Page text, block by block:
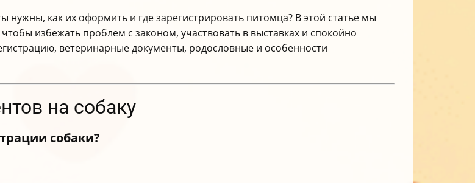
нужны, как их оформить и где зарегистрировать питомца? В этой статье мы
избежать проблем с законом, участвовать в выставках и спокойно
ветеринарные документы, родословные и особенности
на собаку
собаки?